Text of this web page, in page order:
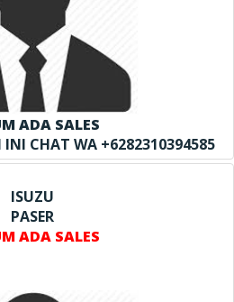
ADA SALES
INI CHAT WA +6282310394585
ISUZU
PASER
ADA SALES